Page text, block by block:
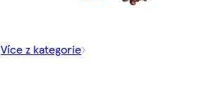
Více z kategorie